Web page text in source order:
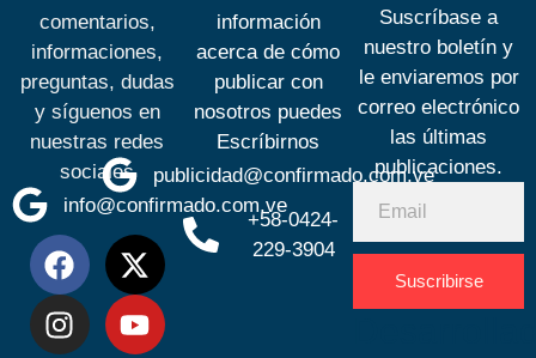
comentarios,
informaciones,
preguntas, dudas
y síguenos en
nuestras redes
sociales
info@confirmado.com.ve
información
acerca de cómo
publicar con
nosotros puedes
Escríbirnos
publicidad@confirmado.com.ve
+58-0424-
229-3904
Suscríbase a
nuestro boletín y
le enviaremos por
correo electrónico
las últimas
publicaciones.
Suscribirse